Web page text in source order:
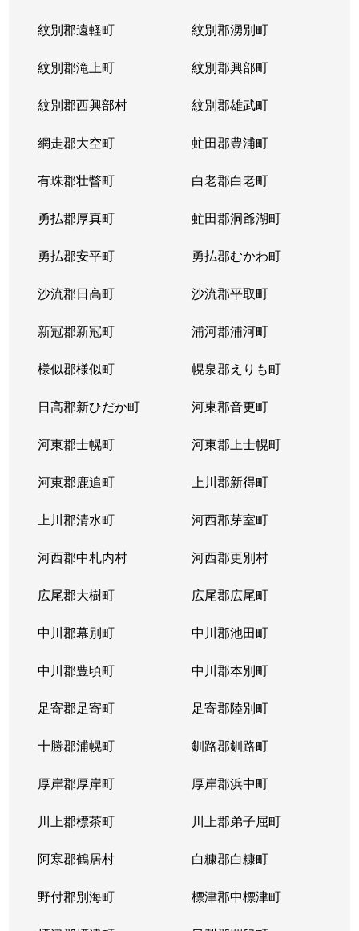
紋別郡遠軽町 紋別郡湧別町
紋別郡滝上町 紋別郡興部町
紋別郡西興部村 紋別郡雄武町
網走郡大空町 虻田郡豊浦町
有珠郡壮瞥町 白老郡白老町
勇払郡厚真町 虻田郡洞爺湖町
勇払郡安平町 勇払郡むかわ町
沙流郡日高町 沙流郡平取町
新冠郡新冠町 浦河郡浦河町
様似郡様似町 幌泉郡えりも町
日高郡新ひだか町 河東郡音更町
河東郡士幌町 河東郡上士幌町
河東郡鹿追町 上川郡新得町
上川郡清水町 河西郡芽室町
河西郡中札内村 河西郡更別村
広尾郡大樹町 広尾郡広尾町
中川郡幕別町 中川郡池田町
中川郡豊頃町 中川郡本別町
足寄郡足寄町 足寄郡陸別町
十勝郡浦幌町 釧路郡釧路町
厚岸郡厚岸町 厚岸郡浜中町
川上郡標茶町 川上郡弟子屈町
阿寒郡鶴居村 白糠郡白糠町
野付郡別海町 標津郡中標津町